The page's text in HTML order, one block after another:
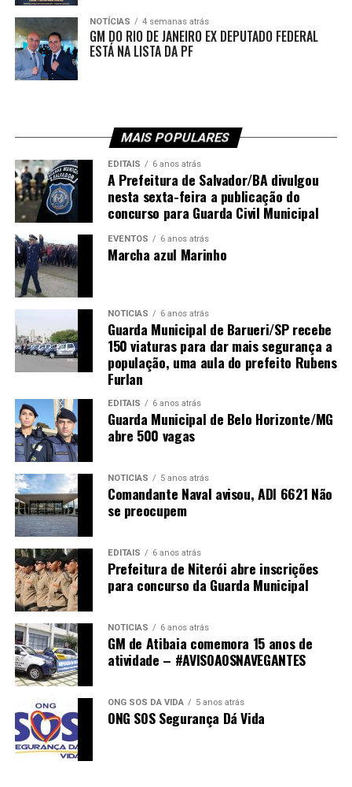
NOTÍCIAS 4 semanas atrás
GM DO RIO DE JANEIRO EX DEPUTADO FEDERAL
ESTÁ NA LISTA DA PF
MAIS POPULARES
EDITAIS 6 anos atrás
A Prefeitura de Salvador/BA divulgou
nesta sexta-feira a publicação do
concurso para Guarda Civil Municipal
EVENTOS 6 anos atrás
Marcha azul Marinho
NOTÍCIAS 6 anos atrás
Guarda Municipal de Barueri/SP recebe
150 viaturas para dar mais segurança a
população, uma aula do prefeito Rubens
Furlan
EDITAIS 6 anos atrás
Guarda Municipal de Belo Horizonte/MG
abre 500 vagas
NOTÍCIAS 5 anos atrás
Comandante Naval avisou, ADI 6621 Não
se preocupem
EDITAIS 6 anos atrás
Prefeitura de Niterói abre inscrições
para concurso da Guarda Municipal
NOTÍCIAS 6 anos atrás
GM de Atibaia comemora 15 anos de
atividade – #AVISOAOSNAVEGANTES
ONG SOS DÁ VIDA 5 anos atrás
ONG SOS Segurança Dá Vida